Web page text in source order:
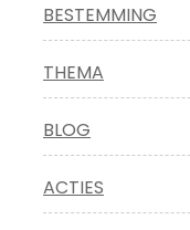
BESTEMMING
THEMA
BLOG
ACTIES